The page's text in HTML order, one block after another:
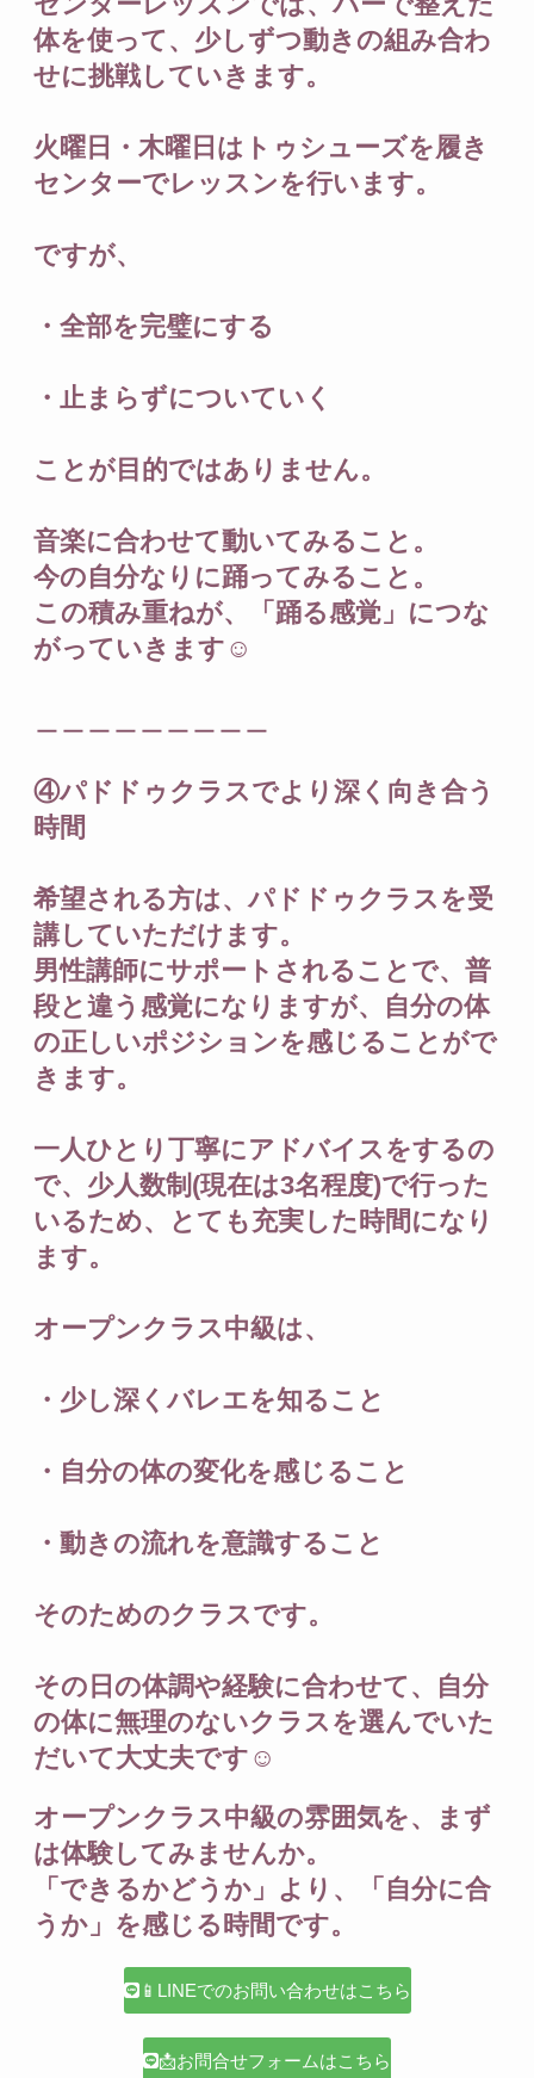
体を使って、少しずつ動きの組み合わ
せに挑戦していきます。
火曜日・木曜日はトゥシューズを履き
センターでレッスンを行います。
ですが、
・全部を完璧にする
・止まらずについていく
ことが目的ではありません。
音楽に合わせて動いてみること。
今の自分なりに踊ってみること。
この積み重ねが、「踊る感覚」につな
がっていきます☺️
④パドドゥクラスでより深く向き合う
時間
希望される方は、パドドゥクラスを受
講していただけます。
男性講師にサポートされることで、普
段と違う感覚になりますが、自分の体
の正しいポジションを感じることがで
きます。
一人ひとり丁寧にアドバイスをするの
で、少人数制(現在は3名程度)で行った
いるため、とても充実した時間になり
ます。
オープンクラス中級は、
・少し深くバレエを知ること
・自分の体の変化を感じること
・動きの流れを意識すること
そのためのクラスです。
その日の体調や経験に合わせて、自分
の体に無理のないクラスを選んでいた
だいて大丈夫です☺️
オープンクラス中級の雰囲気を、まず
は体験してみませんか。
「できるかどうか」より、「自分に合
うか」を感じる時間です。
📱LINEでのお問い合わせはこちら
📩お問合せフォームはこちら